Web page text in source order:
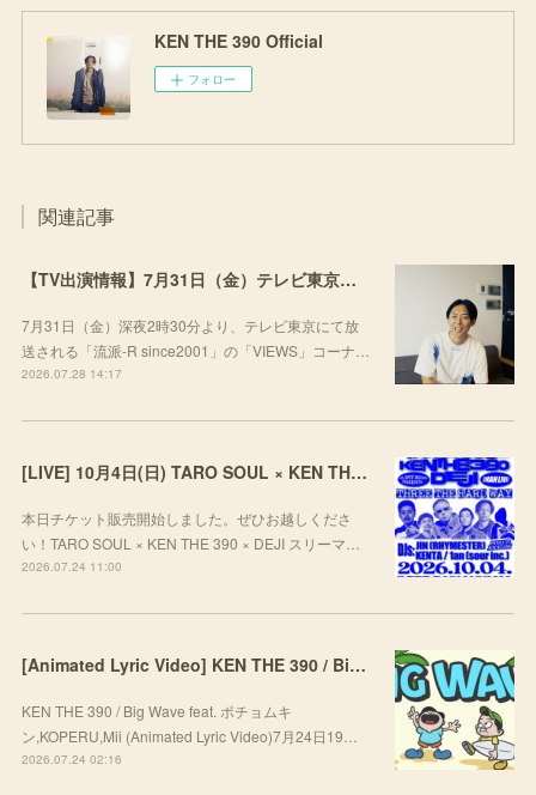
KEN THE 390 Official
フォロー
関連記事
【TV出演情報】7月31日（金）テレビ東京「流派-R since2001」
7月31日（金）深夜2時30分より、テレビ東京にて放
送される「流派-R since2001」の「VIEWS」コーナ…
2026.07.28 14:17
[LIVE] 10月4日(日) TARO SOUL × KEN THE 390 × DEJI スリーマンLIVE "THREE THE HARD WAY” @ ORD. 代官山
本日チケット販売開始しました。ぜひお越しくださ
い！TARO SOUL × KEN THE 390 × DEJI スリーマ…
2026.07.24 11:00
[Animated Lyric Video] KEN THE 390 / Big Wave feat. ポチョムキン,KOPERU,Mii
KEN THE 390 / Big Wave feat. ポチョムキ
ン,KOPERU,Mii (Animated Lyric Video)7月24日19…
2026.07.24 02:16